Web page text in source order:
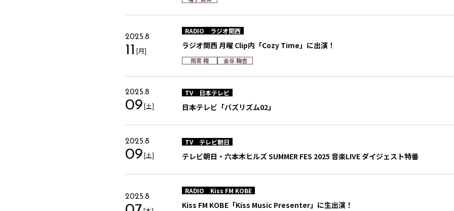
2025.8
11 [月]
RADIO ラジオ関西
ラジオ関西 月曜 Clip内「Cozy Time」に出演！
雨宮 翔 金谷 鞠杏
2025.8
09[土]
TV 日本テレビ
日本テレビ「バズリズム02」
2025.8
09[土]
TV テレビ朝日
テレビ朝日・六本木ヒルズ SUMMER FES 2025 音楽LIVE ダイジェスト特番
2025.8
RADIO Kiss FM KOBE
Kiss FM KOBE「Kiss Music Presenter」に生出演！